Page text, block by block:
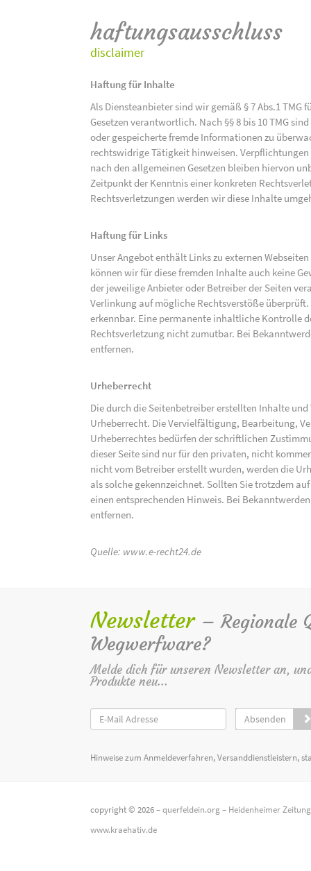
haftungsausschluss
disclaimer
Haftung für Inhalte
Als Diensteanbieter sind wir gemäß § 7 Abs.1
Gesetzen verantwortlich. Nach §§ 8 bis 10 TMG
oder gespeicherte fremde Informationen zu
rechtswidrige Tätigkeit hinweisen.
nach den allgemeinen Gesetzen bleiben hiervon
Zeitpunkt der Kenntnis einer konkreten
Rechtsverletzungen werden wir diese Inhalte
Haftung für Links
Unser Angebot enthält Links zu externen
können wir für diese fremden Inhalte auch keine
der jeweilige Anbieter oder Betreiber der Seiten
Verlinkung auf mögliche Rechtsverstöße
erkennbar. Eine permanente inhaltliche Kontrolle
Rechtsverletzung nicht zumutbar. Bei
entfernen.
Urheberrecht
Die durch die Seitenbetreiber erstellten Inhalte
Urheberrecht. Die Vervielfältigung, Bearbeitung,
Urheberrechtes bedürfen der schriftlichen
dieser Seite sind nur für den privaten, nicht
nicht vom Betreiber erstellt wurden, werden die
als solche gekennzeichnet. Sollten Sie trotzdem
einen entsprechenden Hinweis. Bei
entfernen.
Quelle: www.e-recht24.de
Newsletter – Regionale
Wegwerfware?
Melde dich für unseren Newsletter an,
Produkte neu...
Absenden
Hinweise zum Anmeldeverfahren, Versanddienstleistern,
copyright © 2026 –querfeldein.org– Heidenheimer
www.kraehativ.de